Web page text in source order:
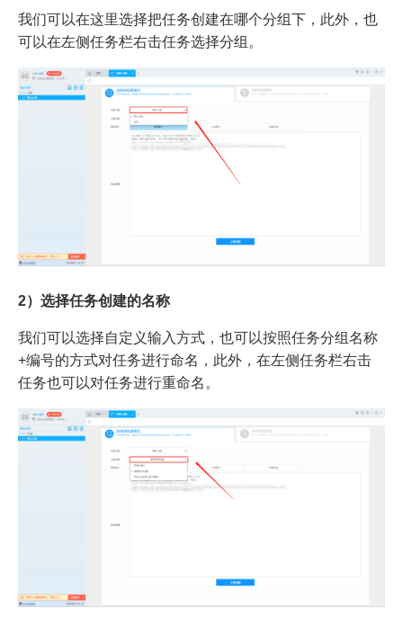
我们可以在这里选择把任务创建在哪个分组下，此外，也
可以在左侧任务栏右击任务选择分组。
2）选择任务创建的名称
我们可以选择自定义输入方式，也可以按照任务分组名称
+编号的方式对任务进行命名，此外，在左侧任务栏右击
任务也可以对任务进行重命名。